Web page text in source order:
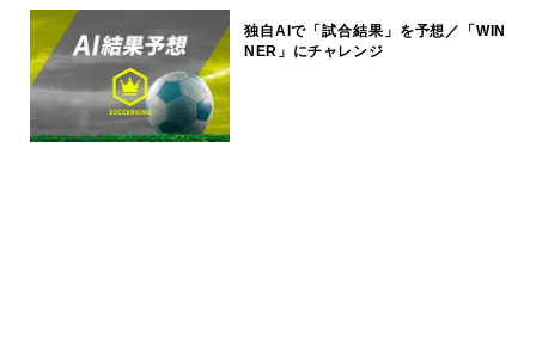
独自AIで「試合結果」を予想／「WIN
NER」にチャレンジ